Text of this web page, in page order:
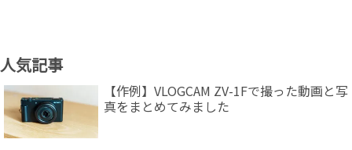
人気記事
【作例】VLOGCAM ZV-1Fで撮った動画と写
真をまとめてみました